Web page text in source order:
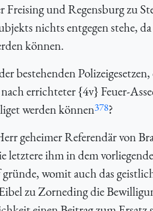
und Regensburg zu
nichts entgegen stehe,
können.
bestehenden
errichteter {4v} Feuer-
werden können378?
geheimer Referendär von
letztere ihm in dem
womit auch das
zu Zorneding die